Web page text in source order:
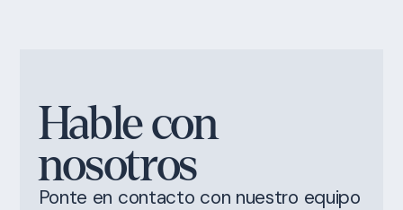
Hable con
nosotros
Ponte en contacto con nuestro equipo